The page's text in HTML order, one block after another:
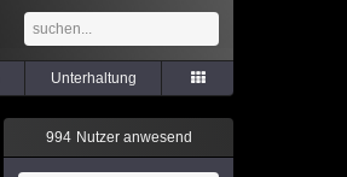
Unterhaltung
994 Nutzer anwesend